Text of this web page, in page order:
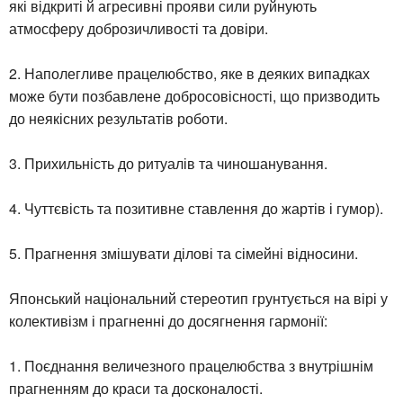
які відкриті й агресивні прояви сили руйнують
атмосферу доброзичливості та довіри.
2. Наполегливе працелюбство, яке в деяких випадках
може бути позбавлене добросовісності, що призводить
до неякісних результатів роботи.
3. Прихильність до ритуалів та чиношанування.
4. Чуттєвість та позитивне ставлення до жартів і гумор).
5. Прагнення змішувати ділові та сімейні відносини.
Японський національний стереотип грунтується на вірі у
колективізм і прагненні до досягнення гармонії:
1. Поєднання величезного працелюбства з внутрішнім
прагненням до краси та досконалості.